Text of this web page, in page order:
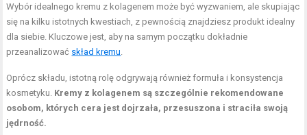
Wybór idealnego kremu z kolagenem może być wyzwaniem, ale skupiając
się na kilku istotnych kwestiach, z pewnością znajdziesz produkt idealny
dla siebie. Kluczowe jest, aby na samym początku dokładnie
przeanalizować skład kremu
Oprócz składu, istotną rolę odgrywają również formuła i konsystencja
kosmetyku. Kremy z kolagenem są szczególnie rekomendowane
osobom, których cera jest dojrzała, przesuszona i straciła swoją
jędrność.